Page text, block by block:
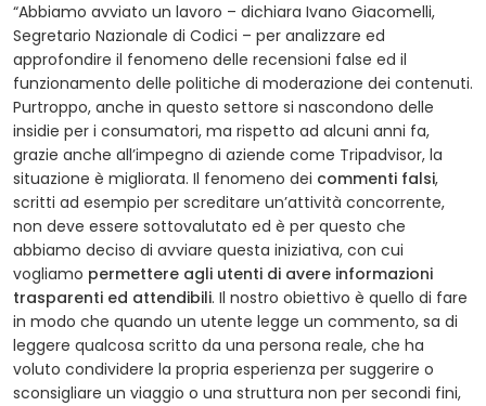
“Abbiamo avviato un lavoro – dichiara Ivano Giacomelli,
Segretario Nazionale di Codici – per analizzare ed
approfondire il fenomeno delle recensioni false ed il
funzionamento delle politiche di moderazione dei contenuti.
Purtroppo, anche in questo settore si nascondono delle
insidie per i consumatori, ma rispetto ad alcuni anni fa,
grazie anche all’impegno di aziende come Tripadvisor, la
situazione è migliorata. Il fenomeno dei commenti falsi,
scritti ad esempio per screditare un’attività concorrente,
non deve essere sottovalutato ed è per questo che
abbiamo deciso di avviare questa iniziativa, con cui
vogliamo permettere agli utenti di avere informazioni
trasparenti ed attendibili. Il nostro obiettivo è quello di fare
in modo che quando un utente legge un commento, sa di
leggere qualcosa scritto da una persona reale, che ha
voluto condividere la propria esperienza per suggerire o
sconsigliare un viaggio o una struttura non per secondi fini,